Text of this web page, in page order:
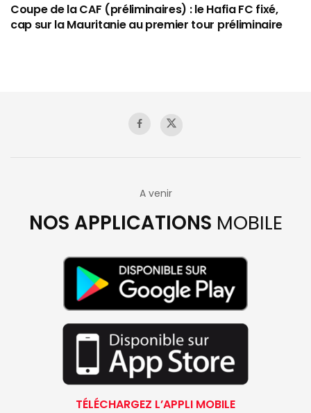
Coupe de la CAF (préliminaires) : le Hafia FC fixé,
cap sur la Mauritanie au premier tour préliminaire
A venir
NOS APPLICATIONS MOBILE
TÉLÉCHARGEZ L’APPLI MOBILE